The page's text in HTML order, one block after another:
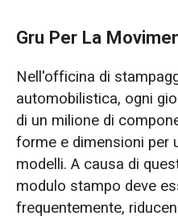
Gru Per La
Nell'officina di
automobilistica, ogni
di un milione di
forme e dimensioni per
modelli. A causa di
modulo stampo deve
frequentemente,